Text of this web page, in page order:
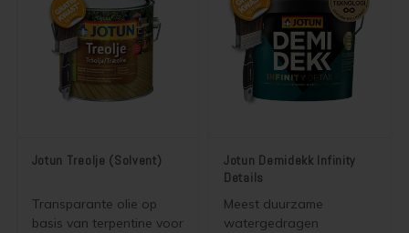
onderhoudsintervallen
mogelijk maakt. Puur mat
en verbeterde versie van
Jotun Demidekk Ultimate
Hellmatt
zoals Douglas hout.
Jotun Treolje (Solvent)
Transparante olie op
basis van terpentine voor
Jotun Demidekk Infinity
Details
Meest duurzame
watergedragen